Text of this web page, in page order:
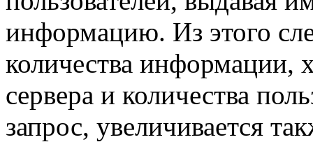
информацию. Из этого
количества информации,
сервера и количества
запрос, увеличивается